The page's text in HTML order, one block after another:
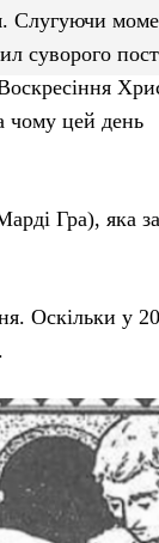
Слугуючи
суворого
чому цей день
Гра), яка
Оскільки у